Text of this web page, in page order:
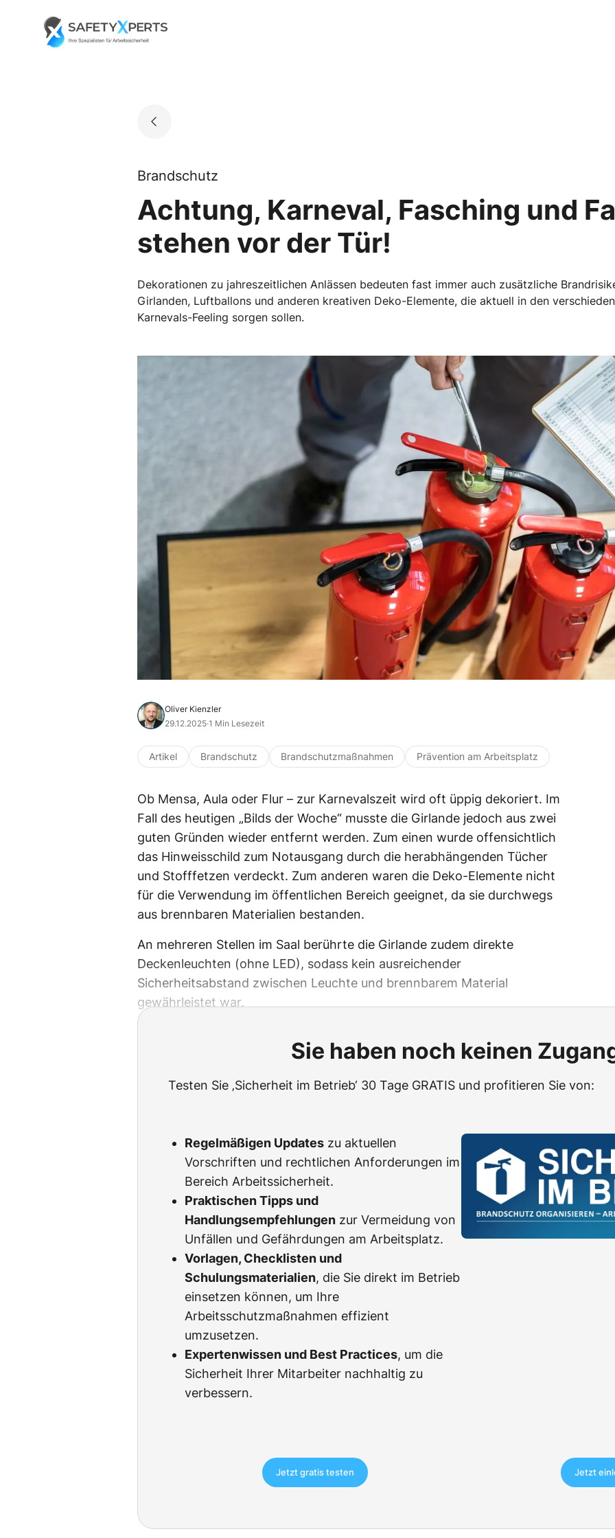
Go to landing page.
Brandschutz
Achtung, Karneval, Fasching und
stehen vor der Tür!
Dekorationen zu jahreszeitlichen Anlässen bedeuten fast immer auch zusätzliche
Girlanden, Luftballons und anderen kreativen Deko-Elemente, die aktuell in den
Karnevals-Feeling sorgen sollen.
Oliver Kienzler
29.12.2025·1 Min Lesezeit
Artikel Brandschutz Brandschutzmaßnahmen Prävention am Arbeitsplatz
Ob Mensa, Aula oder Flur – zur Karnevalszeit wird oft üppig dekoriert. Im
Fall des heutigen „Bilds der Woche“ musste die Girlande jedoch aus zwei
guten Gründen wieder entfernt werden. Zum einen wurde offensichtlich
das Hinweisschild zum Notausgang durch die herabhängenden Tücher
und Stofffetzen verdeckt. Zum anderen waren die Deko-Elemente nicht
für die Verwendung im öffentlichen Bereich geeignet, da sie durchwegs
aus brennbaren Materialien bestanden.
An mehreren Stellen im Saal berührte die Girlande zudem direkte
Deckenleuchten (ohne LED), sodass kein ausreichender
Sicherheitsabstand zwischen Leuchte und brennbarem Material
gewährleistet war.
Sie haben noch keinen
Testen Sie ‚Sicherheit im Betrieb‘ 30 Tage GRATIS und profitieren Sie von:
Regelmäßigen Updates zu aktuellen
Vorschriften und rechtlichen Anforderungen im
Bereich Arbeitssicherheit.
Praktischen Tipps und
Handlungsempfehlungen zur Vermeidung von
Unfällen und Gefährdungen am Arbeitsplatz.
Vorlagen, Checklisten und
Schulungsmaterialien, die Sie direkt im Betrieb
einsetzen können, um Ihre
Arbeitsschutzmaßnahmen effizient
umzusetzen.
Expertenwissen und Best Practices, um die
Sicherheit Ihrer Mitarbeiter nachhaltig zu
verbessern.
Jetzt gratis testen Jetzt